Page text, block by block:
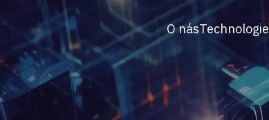
O násTechnologie